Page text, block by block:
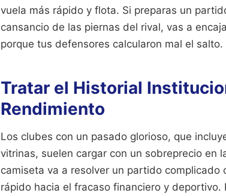
vuela más rápido y flota. Si preparas un
cansancio de las piernas del rival, vas a
porque tus defensores calcularon mal el salto.
Tratar el Historial
Rendimiento
Los clubes con un pasado glorioso, que
vitrinas, suelen cargar con un sobreprecio en
camiseta va a resolver un partido
rápido hacia el fracaso financiero y